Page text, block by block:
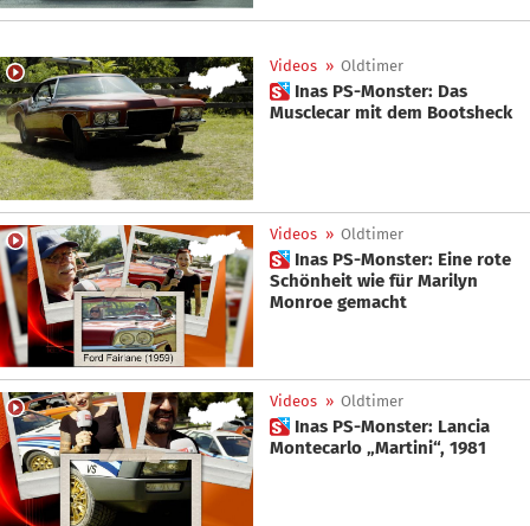
Videos » Oldtimer
 Inas PS-Monster: Das
Musclecar mit dem Bootsheck
Videos » Oldtimer
 Inas PS-Monster: Eine rote
Schönheit wie für Marilyn
Monroe gemacht
Videos » Oldtimer
 Inas PS-Monster: Lancia
Montecarlo „Martini“, 1981